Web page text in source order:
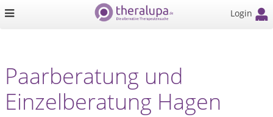
Login
Paarberatung und
Einzelberatung Hagen